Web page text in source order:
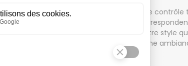
personnalisant votre cuisine, vous avez le
les matériaux et les finitions qui
minimaliste, industriel ou tout autre style
qui reflète votre personnalité et crée une